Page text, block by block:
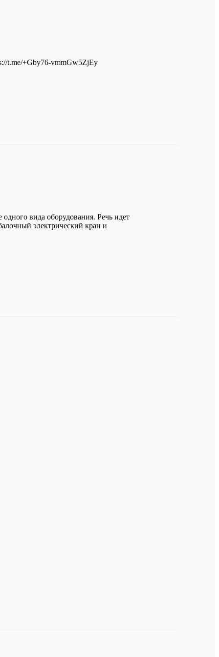
t.me/+Gby76-vmmGw5ZjEy
вида оборудования. Речь идет
электрический кран и